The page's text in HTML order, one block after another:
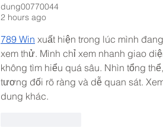
dung00770044
2 hours ago
789 Win xuất hiện trong lúc mình
xem thử. Mình chỉ xem nhanh giao
không tìm hiểu quá sâu. Nhìn tổng
tương đối rõ ràng và dễ quan sát.
dung khác.